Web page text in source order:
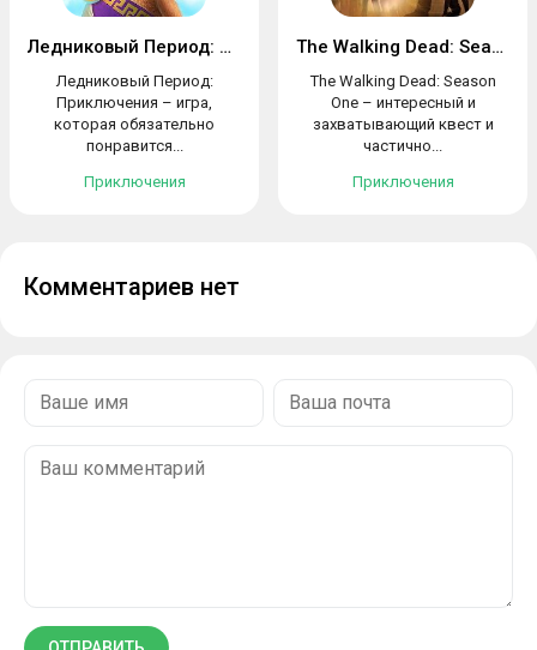
Ледниковый Период: Приключения
Ледниковый Период:
Приключения – игра,
которая обязательно
понравится...
Приключения
The Walking Dead: Season One
The Walking Dead: Season
One – интересный и
захватывающий квест и
частично...
Приключения
Комментариев нет